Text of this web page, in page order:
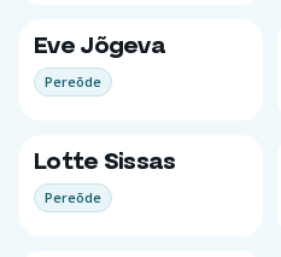
Eve Jõgeva
Pereõde
Lotte Sissas
Pereõde